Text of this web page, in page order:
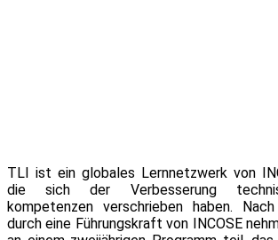
TLI ist ein globales Lernnetzwerk von
die sich der Verbesserung
kompetenzen verschrieben haben.
durch eine Führungskraft von INCOSE